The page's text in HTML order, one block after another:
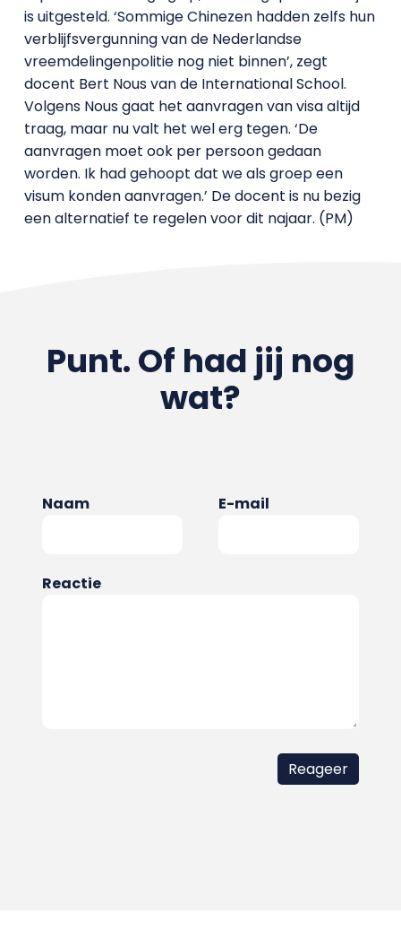
is uitgesteld. ‘Sommige Chinezen hadden zelfs hun
verblijfsvergunning van de Nederlandse
vreemdelingenpolitie nog niet binnen’, zegt
docent Bert Nous van de International School.
Volgens Nous gaat het aanvragen van visa altijd
traag, maar nu valt het wel erg tegen. ‘De
aanvragen moet ook per persoon gedaan
worden. Ik had gehoopt dat we als groep een
visum konden aanvragen.’ De docent is nu bezig
een alternatief te regelen voor dit najaar. (PM)
Punt. Of had jij nog
wat?
Naam E-mail
Reactie